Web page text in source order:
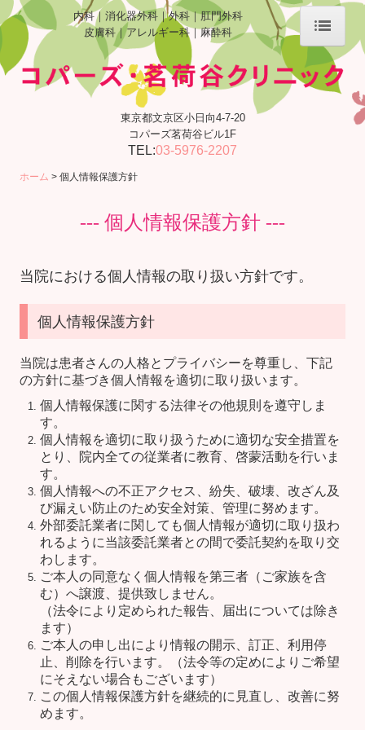
ホーム
当院について
個人情報保護方針
内科｜消化器外科｜外科｜肛門外科
皮膚科｜アレルギー科｜麻酔科
東京都文京区小日向4-7-20
コパーズ茗荷谷ビル1F
TEL:03-5976-2207
ホーム 個人情報保護方針
--- 個人情報保護方針 ---
当院における個人情報の取り扱い方針です。
個人情報保護方針
当院は患者さんの人格とプライバシーを尊重し、下記
の方針に基づき個人情報を適切に取り扱います。
個人情報保護に関する法律その他規則を遵守しま
す。
個人情報を適切に取り扱うために適切な安全措置を
とり、院内全ての従業者に教育、啓蒙活動を行いま
す。
個人情報への不正アクセス、紛失、破壊、改ざん及
び漏えい防止のため安全対策、管理に努めます。
外部委託業者に関しても個人情報が適切に取り扱わ
れるように当該委託業者との間で委託契約を取り交
わします。
ご本人の同意なく個人情報を第三者（ご家族を含
む）へ譲渡、提供致しません。
（法令により定められた報告、届出については除き
ます）
ご本人の申し出により情報の開示、訂正、利用停
止、削除を行います。（法令等の定めによりご希望
にそえない場合もございます）
この個人情報保護方針を継続的に見直し、改善に努
めます。